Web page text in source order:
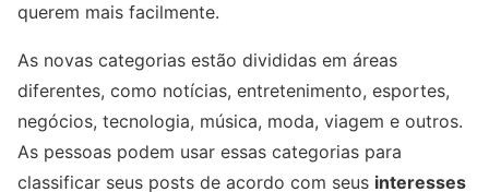
querem mais facilmente.
As novas categorias estão divididas em áreas
diferentes, como notícias, entretenimento, esportes,
negócios, tecnologia, música, moda, viagem e outros.
As pessoas podem usar essas categorias para
classificar seus posts de acordo com seus interesses